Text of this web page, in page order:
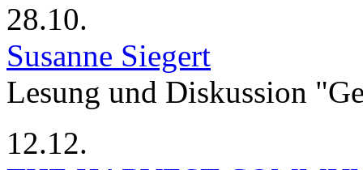
28.10.
Susanne Siegert
Lesung und Diskussion
12.12.